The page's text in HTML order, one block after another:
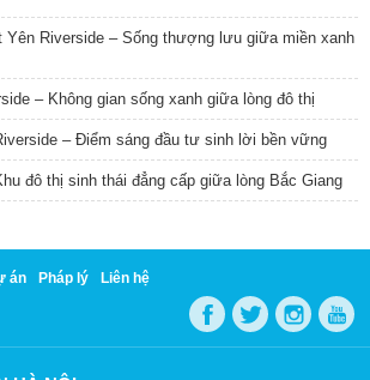
Yên Riverside – Sống thượng lưu giữa miền xanh
– Không gian sống xanh giữa lòng đô thị
– Điểm sáng đầu tư sinh lời bền vững
đô thị sinh thái đẳng cấp giữa lòng Bắc Giang
án Pháp lý Liên hệ